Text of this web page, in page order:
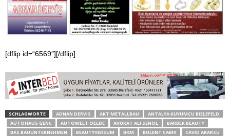
[dflip id=“6569″][/dflip]
SCHLAGWORTE ADNAN DERVIS AKT METALLBAU
ANTALYA KUYUMCU BIELEFELD
AUTOHAUS GENC
AUTOWELT OELDE AVUKAT ALI SENOL
BARBER BEAUTY
BAS BAUUNTERNEHMEN
BEAUTYVERSUM BKM BÜLENT CAMII
CAVID AKARSU